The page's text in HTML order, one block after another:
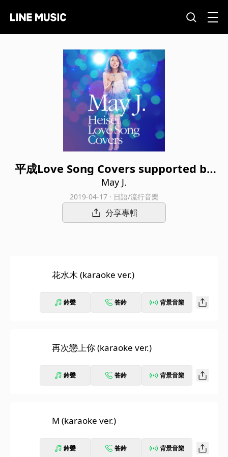
平成Love Song Covers supported by
DAM (karaoke ver.)
May J.
2019-04-17 · 日語/流行音樂
分享專輯
花水木 (karaoke ver.)
鈴聲 答鈴 背景音樂
再次戀上你 (karaoke ver.)
鈴聲 答鈴 背景音樂
M (karaoke ver.)
鈴聲 答鈴 背景音樂